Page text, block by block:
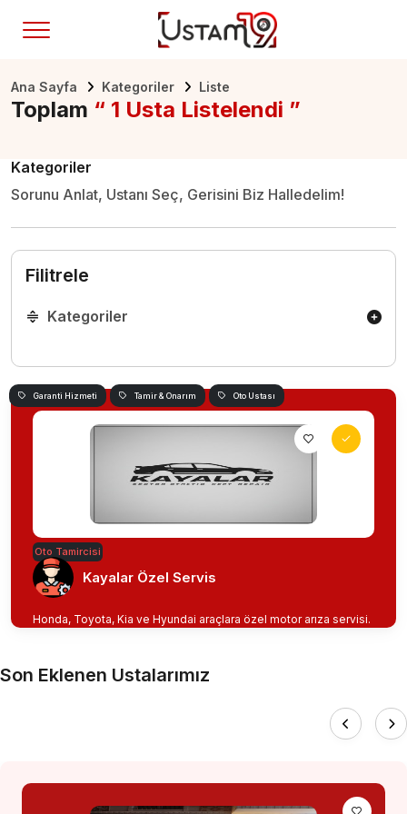
Ana Sayfa Kategoriler Liste
Toplam “ 1 Usta Listelendi ”
Kategoriler
Sorunu Anlat, Ustanı Seç, Gerisini Biz Halledelim!
Filitrele
Kategoriler
Garanti Hizmeti Tamir & Onarım Oto Ustası
Oto Tamircisi
Kayalar Özel Servis
Honda, Toyota, Kia ve Hyundai araçlara özel motor arıza servisi.
Son Eklenen Ustalarımız